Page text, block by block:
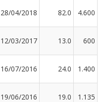
28/04/2018 82.0 4.600
12/03/2017 13.0 600
16/07/2016 24.0 1.400
19/06/2016 19.0 1.135